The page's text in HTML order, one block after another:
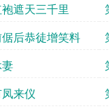
遮天三千里
后恭徒增笑料
来仪